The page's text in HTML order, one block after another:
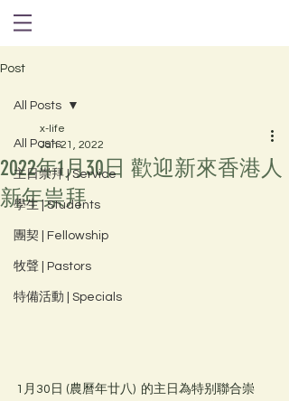
Post
All Posts
主日崇拜 | Service
學生 | Students
團契 | Fellowship
牧聲 | Pastors
特備活動 | Specials
All Posts
2022年1月30日 歡迎新來香港人
新年祟拜
x-life
Jan 21, 2022
1月30日 (農曆年廿八)  的主日為特别聯合崇